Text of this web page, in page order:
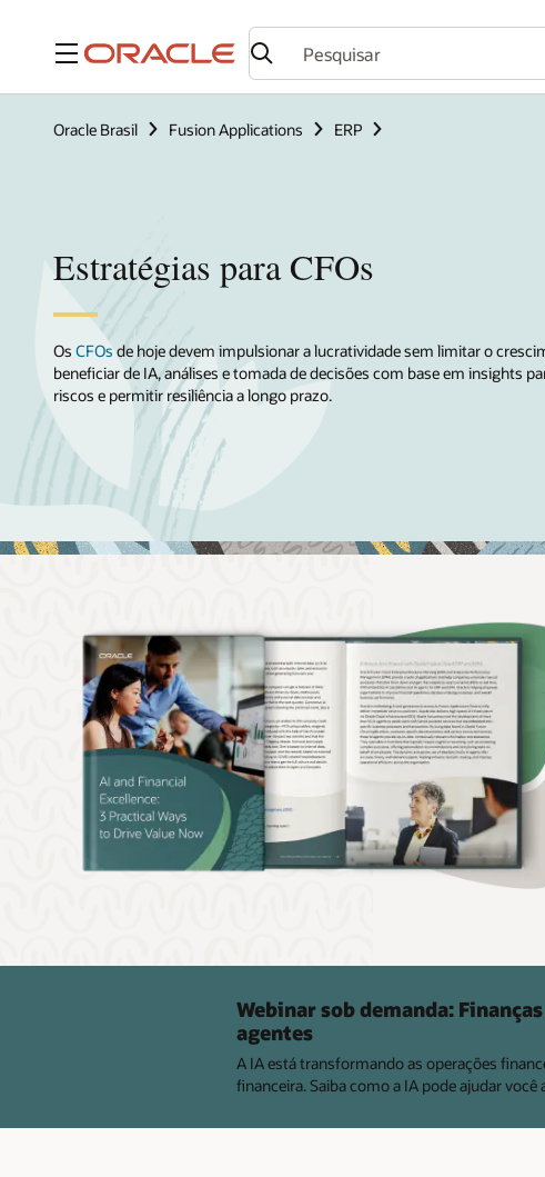
Menu
Oracle Brasil Fusion Applications ERP
Estratégias para CFOs
Os CFOs de hoje devem impulsionar a lucratividade sem limitar o
beneficiar de IA, análises e tomada de decisões com base em insights
riscos e permitir resiliência a longo prazo.
Webinar sob demanda:
agentes
A IA está transformando as operações
financeira. Saiba como a IA pode ajudar